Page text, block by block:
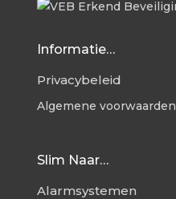
Informatie…
Privacybeleid
Algemene voorwaarden
Slim Naar…
Alarmsystemen